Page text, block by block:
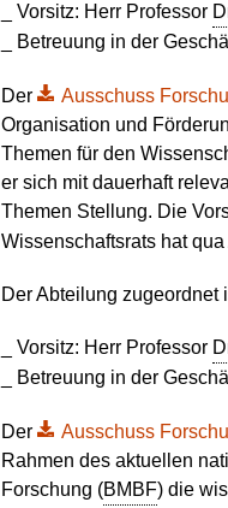
_ Vorsitz: Herr Professor
_ Betreuung in der
Der Ausschuss
Organisation und
Themen für den
er sich mit dauerhaft
Themen Stellung. Die
Wissenschaftsrats hat
Der Abteilung zugeordnet
_ Vorsitz: Herr Professor
_ Betreuung in der
Der Ausschuss
Rahmen des aktuellen
Forschung (BMBF) die